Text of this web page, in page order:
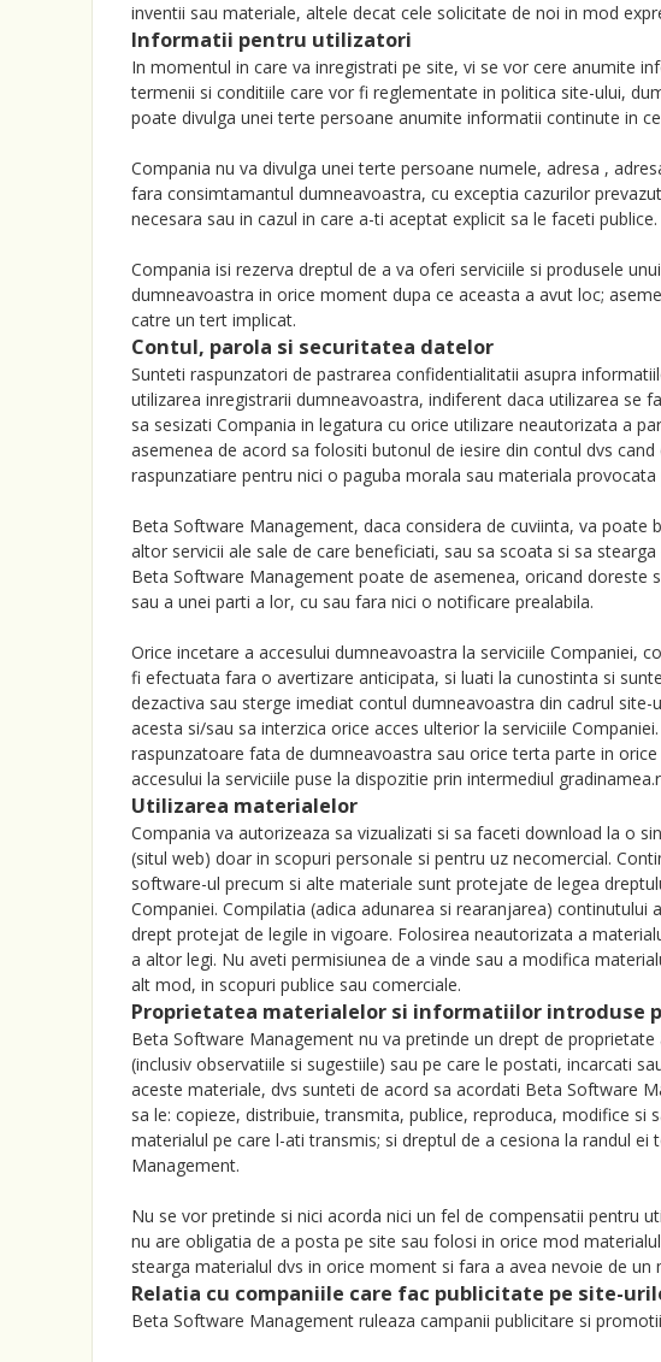
inventii sau materiale, altele decat cele solicitate de noi in mod
Informatii pentru utilizatori
In momentul in care va inregistrati pe site, vi se vor cere anumite
termenii si conditiile care vor fi reglementate in politica site-ului,
poate divulga unei terte persoane anumite informatii continute in
Compania nu va divulga unei terte persoane numele, adresa ,
fara consimtamantul dumneavoastra, cu exceptia cazurilor
necesara sau in cazul in care a-ti aceptat explicit sa le faceti publice.
Compania isi rezerva dreptul de a va oferi serviciile si produsele
dumneavoastra in orice moment dupa ce aceasta a avut loc;
catre un tert implicat.
Contul, parola si securitatea datelor
Sunteti raspunzatori de pastrarea confidentialitatii asupra
utilizarea inregistrarii dumneavoastra, indiferent daca utilizarea se
sa sesizati Compania in legatura cu orice utilizare neautorizata a
asemenea de acord sa folositi butonul de iesire din contul dvs
raspunzatiare pentru nici o paguba morala sau materiala
Beta Software Management, daca considera de cuviinta, va
altor servicii ale sale de care beneficiati, sau sa scoata si sa
Beta Software Management poate de asemenea, oricand doreste
sau a unei parti a lor, cu sau fara nici o notificare prealabila.
Orice incetare a accesului dumneavoastra la serviciile Companiei,
fi efectuata fara o avertizare anticipata, si luati la cunostinta si
dezactiva sau sterge imediat contul dumneavoastra din cadrul
acesta si/sau sa interzica orice acces ulterior la serviciile
raspunzatoare fata de dumneavoastra sau orice terta parte in
accesului la serviciile puse la dispozitie prin intermediul
Utilizarea materialelor
Compania va autorizeaza sa vizualizati si sa faceti download la o
(situl web) doar in scopuri personale si pentru uz necomercial.
software-ul precum si alte materiale sunt protejate de legea
Companiei. Compilatia (adica adunarea si rearanjarea) continutului
drept protejat de legile in vigoare. Folosirea neautorizata a
a altor legi. Nu aveti permisiunea de a vinde sau a modifica
alt mod, in scopuri publice sau comerciale.
Proprietatea materialelor si informatiilor introduse
Beta Software Management nu va pretinde un drept de
(inclusiv observatiile si sugestiile) sau pe care le postati, incarcati
aceste materiale, dvs sunteti de acord sa acordati Beta Software
sa le: copieze, distribuie, transmita, publice, reproduca, modifice si
materialul pe care l-ati transmis; si dreptul de a cesiona la randul
Management.
Nu se vor pretinde si nici acorda nici un fel de compensatii pentru
nu are obligatia de a posta pe site sau folosi in orice mod
stearga materialul dvs in orice moment si fara a avea nevoie de un
Relatia cu companiile care fac publicitate pe site-
Beta Software Management ruleaza campanii publicitare si